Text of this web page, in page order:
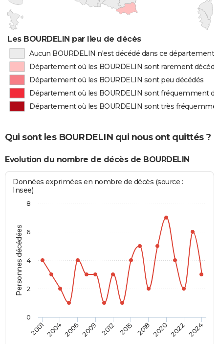
Les BOURDELIN par lieu de décès
Aucun BOURDELIN n'est décédé dans ce département
Département où les BOURDELIN sont rarement
Département où les BOURDELIN sont peu décédés
Département où les BOURDELIN sont fréquemment
Département où les BOURDELIN sont très
Qui sont les BOURDELIN qui nous ont quittés ?
Evolution du nombre de décès de BOURDELIN
Personnes décédées
Données exprimées en nombre de décès (source :
Insee)
2001200420062009 2012 2015 2018 2020 2022 2024
0
2
4
6
8